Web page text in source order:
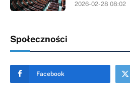
2026-02-28 08:02
Społeczności
Facebook